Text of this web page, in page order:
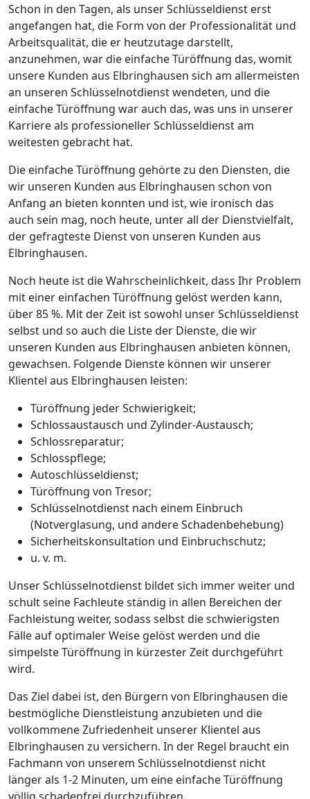
Schon in den Tagen, als unser Schlüsseldienst erst
angefangen hat, die Form von der Professionalität und
Arbeitsqualität, die er heutzutage darstellt,
anzunehmen, war die einfache Türöffnung das, womit
unsere Kunden aus Elbringhausen sich am allermeisten
an unseren Schlüsselnotdienst wendeten, und die
einfache Türöffnung war auch das, was uns in unserer
Karriere als professioneller Schlüsseldienst am
weitesten gebracht hat.
Die einfache Türöffnung gehörte zu den Diensten, die
wir unseren Kunden aus Elbringhausen schon von
Anfang an bieten konnten und ist, wie ironisch das
auch sein mag, noch heute, unter all der Dienstvielfalt,
der gefragteste Dienst von unseren Kunden aus
Elbringhausen.
Noch heute ist die Wahrscheinlichkeit, dass Ihr Problem
mit einer einfachen Türöffnung gelöst werden kann,
über 85 %. Mit der Zeit ist sowohl unser Schlüsseldienst
selbst und so auch die Liste der Dienste, die wir
unseren Kunden aus Elbringhausen anbieten können,
gewachsen. Folgende Dienste können wir unserer
Klientel aus Elbringhausen leisten:
Türöffnung jeder Schwierigkeit;
Schlossaustausch und Zylinder-Austausch;
Schlossreparatur;
Schlosspflege;
Autoschlüsseldienst;
Türöffnung von Tresor;
Schlüsselnotdienst nach einem Einbruch
(Notverglasung, und andere Schadenbehebung)
Sicherheitskonsultation und Einbruchschutz;
u. v. m.
Unser Schlüsselnotdienst bildet sich immer weiter und
schult seine Fachleute ständig in allen Bereichen der
Fachleistung weiter, sodass selbst die schwierigsten
Fälle auf optimaler Weise gelöst werden und die
simpelste Türöffnung in kürzester Zeit durchgeführt
wird.
Das Ziel dabei ist, den Bürgern von Elbringhausen die
bestmögliche Dienstleistung anzubieten und die
vollkommene Zufriedenheit unserer Klientel aus
Elbringhausen zu versichern. In der Regel braucht ein
Fachmann von unserem Schlüsselnotdienst nicht
länger als 1-2 Minuten, um eine einfache Türöffnung